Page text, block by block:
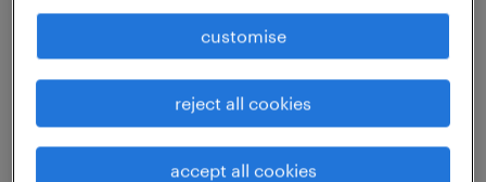
正式工
CNY200,000 - CNY400,000 每年
customise
reject all cookies
accept all cookies